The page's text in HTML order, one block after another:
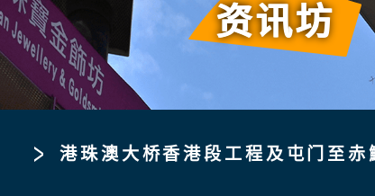
资讯坊
港珠澳大桥香港段工程及屯门至